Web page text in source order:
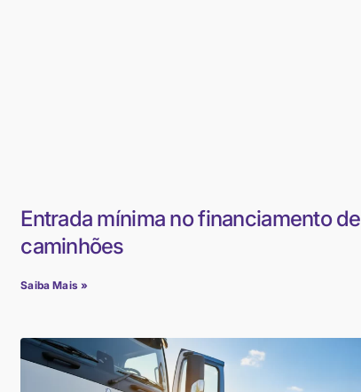
Entrada mínima no financiamento de
caminhões
Saiba Mais »